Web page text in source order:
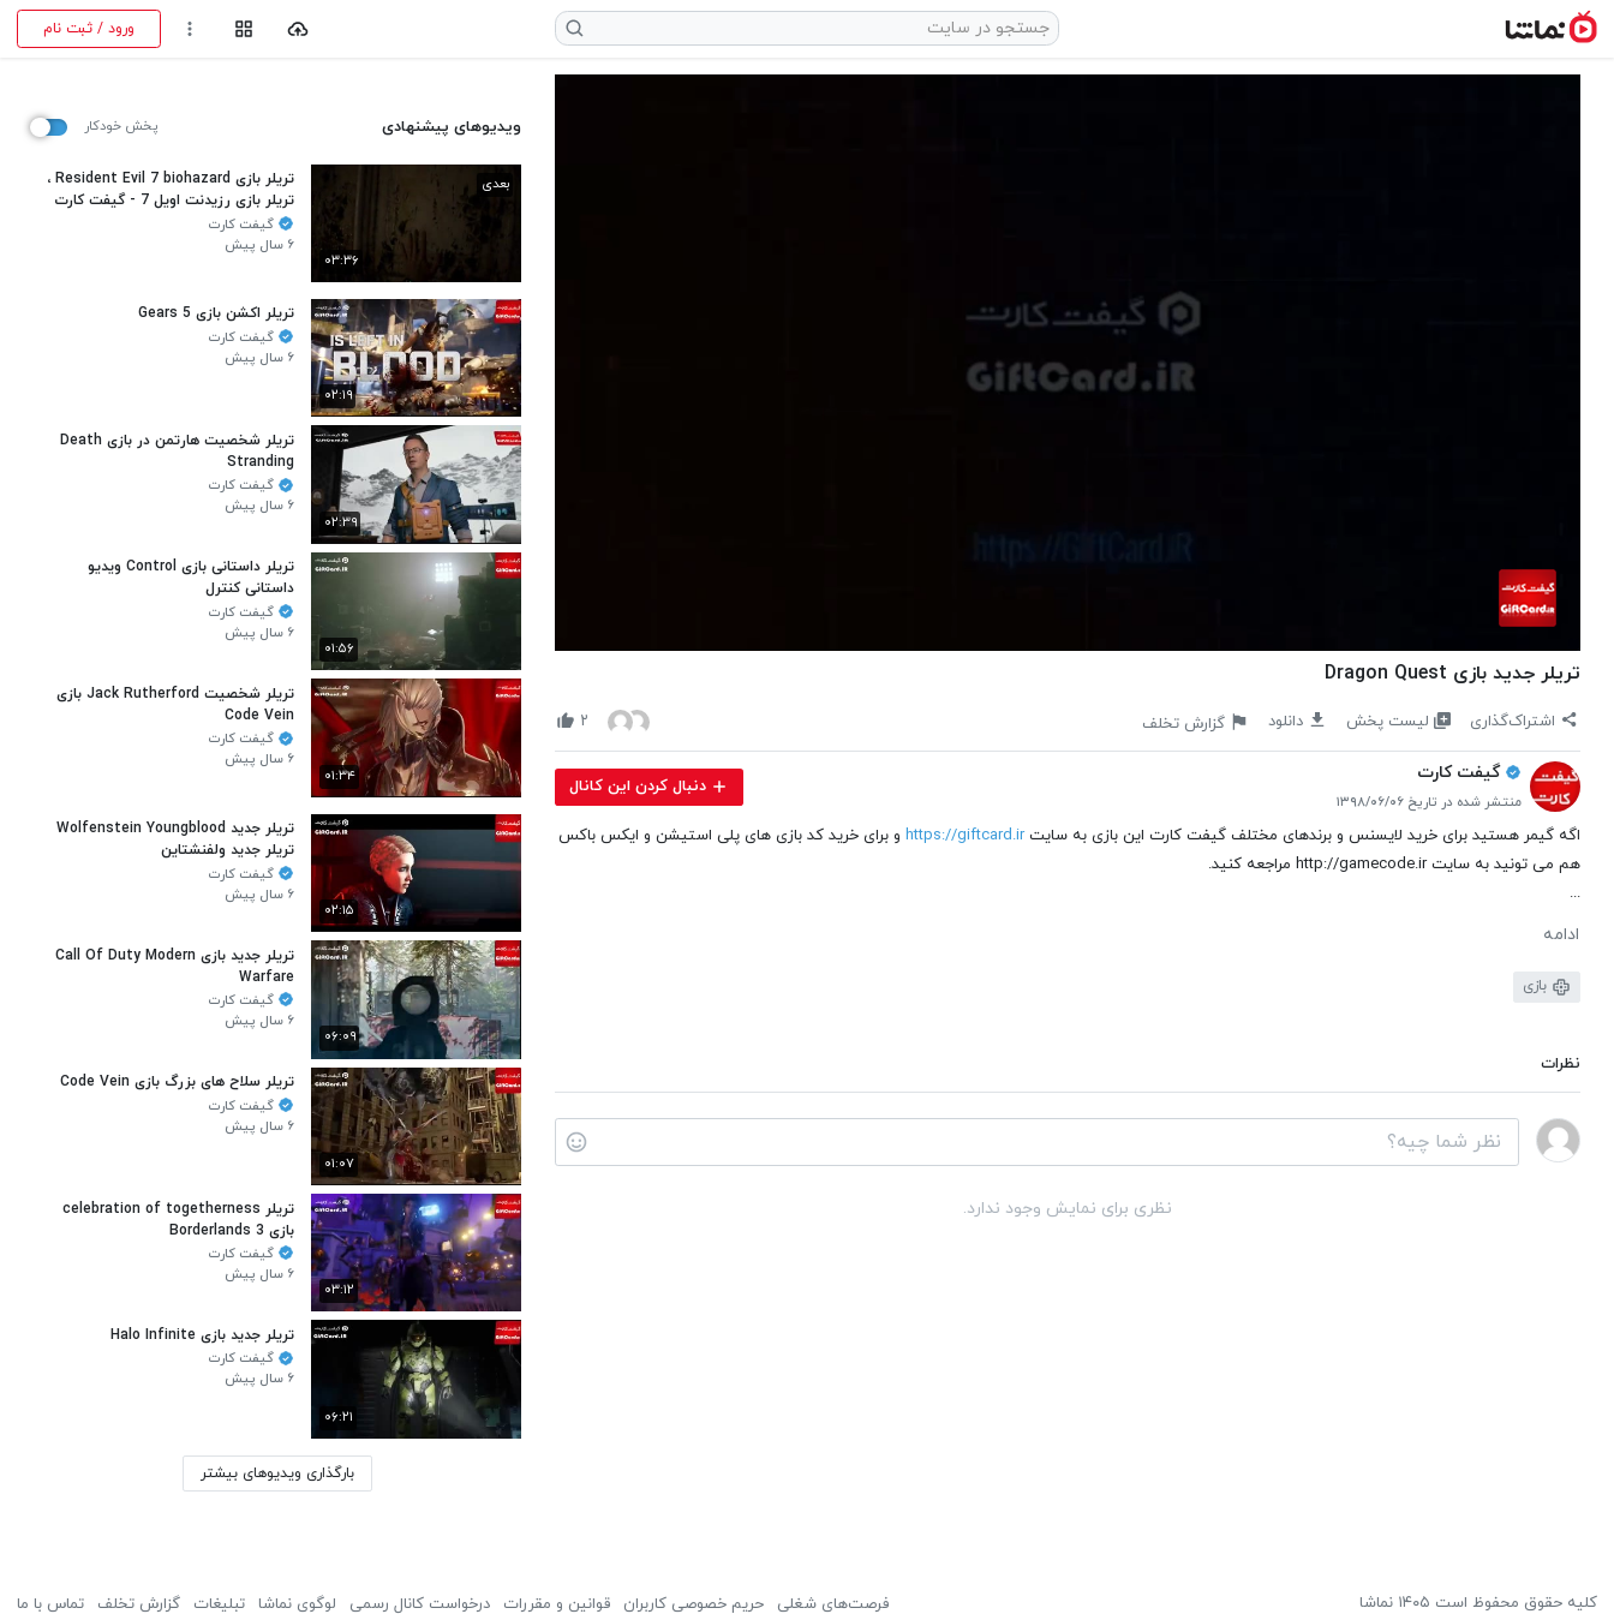
ورود / ثبت نام
تریلر جدید بازی Dragon Quest
اشتراک‌گذاری لیست پخش دانلود گزارش تخلف ۲
گیفت کارت
منتشر شده در تاریخ ۱۳۹۸/۰۶/۰۶
دنبال کردن این کانال
اگه گیمر هستید برای خرید لایسنس و برندهای مختلف گیفت کارت این بازی به سایتhttps://giftcard.ir و برای خرید کد بازی های پلی استیشن و ایکس باکس
هم می تونید به سایت http://gamecode.ir مراجعه کنید.
...
ادامه
بازی
نظرات
نظری برای نمایش وجود ندارد.
ویدیوهای پیشنهادی پخش خودکار
۰۳:۳۶
بعدی
تریلر بازی Resident Evil 7 biohazard ،
تریلر بازی رزیدنت اویل 7 - گیفت کارت
- گیم کد
گیفت کارت
۶ سال پیش
۰۲:۱۹
تریلر اکشن بازی Gears 5
گیفت کارت
۶ سال پیش
۰۲:۳۹
تریلر شخصیت هارتمن در بازی Death
Stranding
گیفت کارت
۶ سال پیش
۰۱:۵۶
تریلر داستانی بازی Control ویدیو
داستانی کنترل
گیفت کارت
۶ سال پیش
۰۱:۳۴
تریلر شخصیت Jack Rutherford بازی
Code Vein
گیفت کارت
۶ سال پیش
۰۲:۱۵
تریلر جدید Wolfenstein Youngblood
تریلر جدید ولفنشتاین
گیفت کارت
۶ سال پیش
۰۶:۰۹
تریلر جدید بازی Call Of Duty Modern
Warfare
گیفت کارت
۶ سال پیش
۰۱:۰۷
تریلر سلاح های بزرگ بازی Code Vein
گیفت کارت
۶ سال پیش
۰۳:۱۲
تریلر celebration of togetherness
بازی Borderlands 3
گیفت کارت
۶ سال پیش
۰۶:۲۱
تریلر جدید بازی Halo Infinite
گیفت کارت
۶ سال پیش
بارگذاری ویدیوهای بیشتر
کلیه حقوق محفوظ است ۱۴۰۵ نماشا فرصت‌های شغلی حریم خصوصی کاربران قوانین و مقررات درخواست کانال رسمی لوگوی نماشا تبلیغات گزارش تخلف تماس با ما